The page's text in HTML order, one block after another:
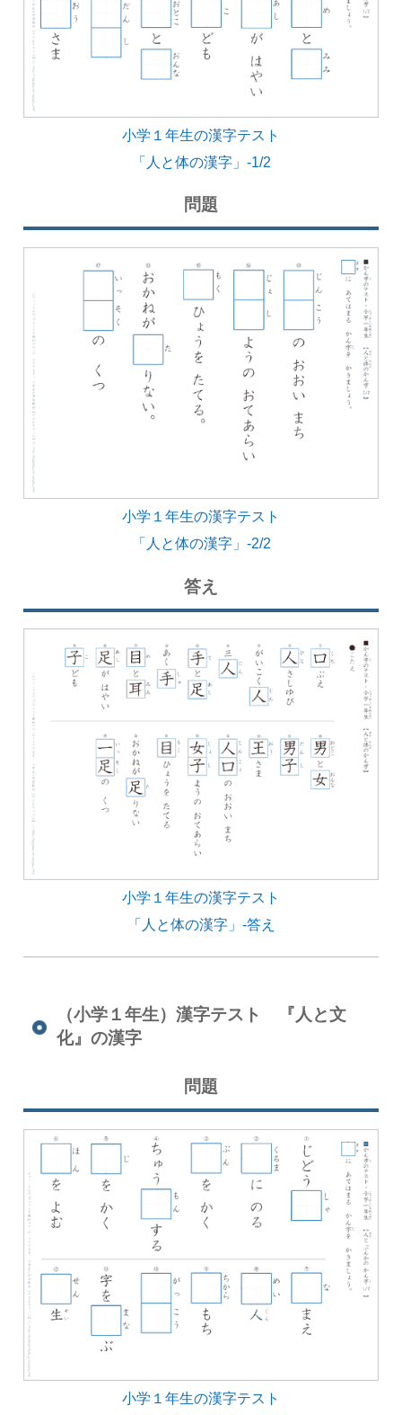
小学１年生の漢字テスト
「人と体の漢字」-1/2
問題
小学１年生の漢字テスト
「人と体の漢字」-2/2
答え
小学１年生の漢字テスト
「人と体の漢字」-答え
（小学１年生）漢字テスト 『人と文
化』の漢字
問題
小学１年生の漢字テスト